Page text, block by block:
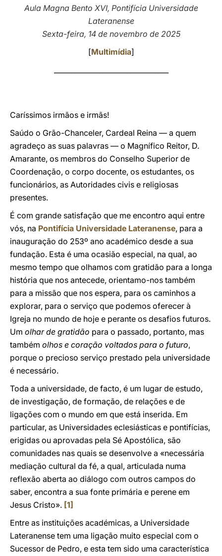
Aula Magna Bento XVI, Pontifícia Universidade
Lateranense
Sexta-feira, 14 de novembro de 2025
[Multimídia]
Caríssimos irmãos e irmãs!
Saúdo o Grão-Chanceler, Cardeal Reina — a quem
agradeço as suas ​​palavras — o Magnífico Reitor, D.
Amarante, os membros do Conselho Superior de
Coordenação, o corpo docente, os estudantes, os
funcionários, as Autoridades civis e religiosas
presentes.
É com grande satisfação que me encontro aqui entre
vós, na Pontifícia Universidade Lateranense, para a
inauguração do 253º ano académico desde a sua
fundação. Esta é uma ocasião especial, na qual, ao
mesmo tempo que olhamos com gratidão para a longa
história que nos antecede, orientamo-nos também
para a missão que nos espera, para os caminhos a
explorar, para o serviço que podemos oferecer à
Igreja no mundo de hoje e perante os desafios futuros.
Um olhar de gratidão para o passado, portanto, mas
também olhos e coração voltados para o futuro,
porque o precioso serviço prestado pela universidade
é necessário.
Toda a universidade, de facto, é um lugar de estudo,
de investigação, de formação, de relações e de
ligações com o mundo em que está inserida. Em
particular, as Universidades eclesiásticas e pontifícias,
erigidas ou aprovadas pela Sé Apostólica, são
comunidades nas quais se desenvolve a «necessária
mediação cultural da fé, a qual, articulada numa
reflexão aberta ao diálogo com outros campos do
saber, encontra a sua fonte primária e perene em
Jesus Cristo». [1]
Entre as instituições académicas, a Universidade
Lateranense tem uma ligação muito especial com o
Sucessor de Pedro, e esta tem sido uma característica